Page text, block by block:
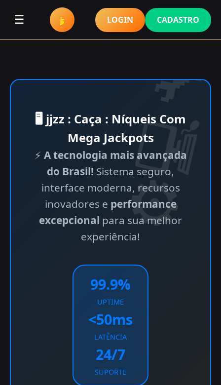
☰ LOGIN CADASTRO
🖥 jjzz : Caça : Níqueis Com
Mega Jackpots
⚡ A tecnologia mais avançada
do Brasil! Sistema seguro,
interface moderna, recursos
inovadores e performance
excepcional para sua melhor
experiência!
99.9%
UPTIME
<50ms
LATÊNCIA
24/7
SUPORTE